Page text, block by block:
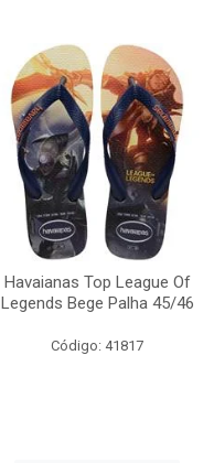
Havaianas Top League Of
Legends Bege Palha 45/46
Código: 41817